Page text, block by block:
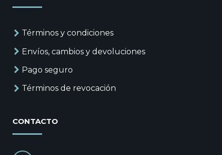
Términos y condiciones
Envíos, cambios y devoluciones
Pago seguro
Términos de revocación
CONTACTO